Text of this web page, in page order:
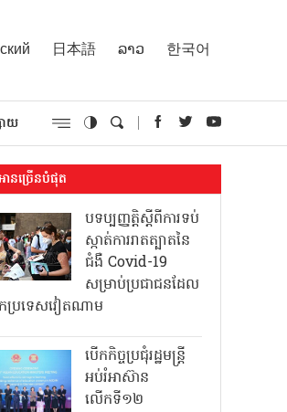
日本語 ລາວ 한국어
ាយ
ានច្រើនបំផុត
បទប្បញ្ញត្តិស្តីពីការទប់
ស្កាត់ការរាតត្បាតនៃ
ជំងឺ Covid-19
សម្រាប់ប្រជាជនដែល
រទេសវៀតណាម
បើកកិច្ចប្រជុំរដ្ឋមន្ត្រី
អប់រំអាស៊ាន
លើកទី១២